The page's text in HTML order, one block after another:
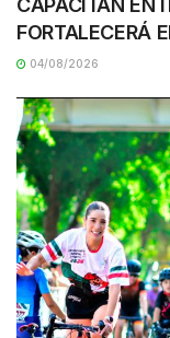
CAPACITAN
FORTALECERÁ
04/08/2026